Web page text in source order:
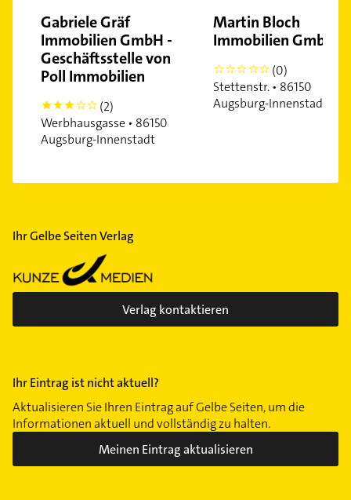
Gabriele Gräf
Immobilien GmbH -
Geschäftsstelle von
Poll Immobilien
3
(2)
Werbhausgasse • 86150
Augsburg-Innenstadt
Martin Bloch
Immobilien GmbH
0
(0)
Stettenstr. • 86150
Augsburg-Innenstadt
Ihr Gelbe Seiten Verlag
Verlag kontaktieren
Ihr Eintrag ist nicht aktuell?
Aktualisieren Sie Ihren Eintrag auf Gelbe Seiten, um die
Informationen aktuell und vollständig zu halten.
Meinen Eintrag aktualisieren